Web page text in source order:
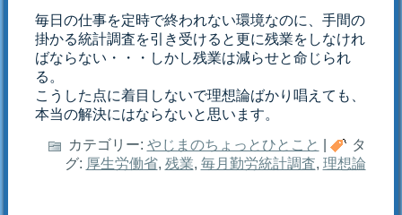
毎日の仕事を定時で終われない環境なのに、手間の
掛かる統計調査を引き受けると更に残業をしなけれ
ばならない・・・しかし残業は減らせと命じられ
る。
こうした点に着目しないで理想論ばかり唱えても、
本当の解決にはならないと思います。
カテゴリー: やじまのちょっとひとこと
タ
グ: 厚生労働省, 残業, 毎月勤労統計調査, 理想論